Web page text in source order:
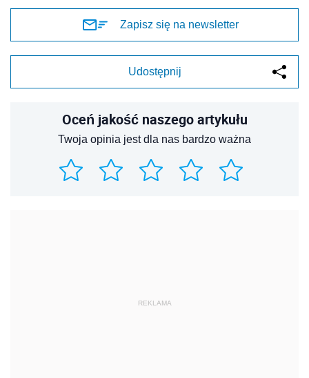
Zapisz się na newsletter
Udostępnij
Oceń jakość naszego artykułu
Twoja opinia jest dla nas bardzo ważna
REKLAMA